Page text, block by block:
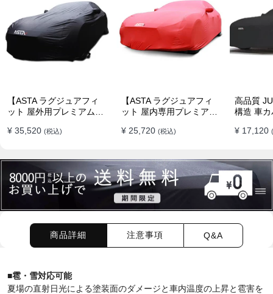
【ASTA ラグジュアフィ
ット 屋外用プレミアム車
ー製 オーダーメイド 高級
¥ 35,520 (税込)
【ASTA ラグジュアフィ
ット 屋内専用プレミアム
ダーメイド 最高級生地 柔
¥ 25,720 (税込)
高品質
構造 車
水 耐久
¥ 17,120
商品詳細 注意事項 Q&A
■雹・雪対応可能
夏場の直射日光による塗装面のダメージと車内温度の上昇と雹害を